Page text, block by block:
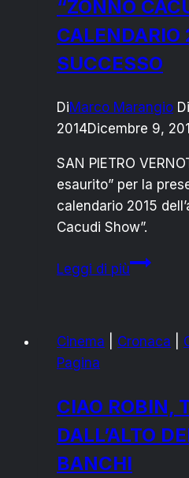
“ZONNO
CALENDARIO
SUCCESSO
DiMarco Marangio
2014Dicembre 9,
SAN PIETRO
esaurito” per la
calendario 2015
Cacudi Show”.
Leggi di più“ZONNO
GIÀ
UN
Cinema Cronaca
Pagina
CIAO ROBIN,
DALL’ALTO
BANCHI